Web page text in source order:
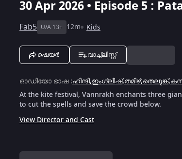
30 Apr 2026 • Episode 5 :
Fab5 U/A 13+ 12m Kids
ഷെയർ വാച്ച്ലിസ്റ്റ്
ഓഡിയോ ഭാഷ:ഹിന്ദി,ഇംഗ്ലീഷ്,തമിഴ്,തെലുങ്ക്,
At the kite festival, Vannrakh enchants three
to cut the spells and save the crowd below.
View Director and Cast